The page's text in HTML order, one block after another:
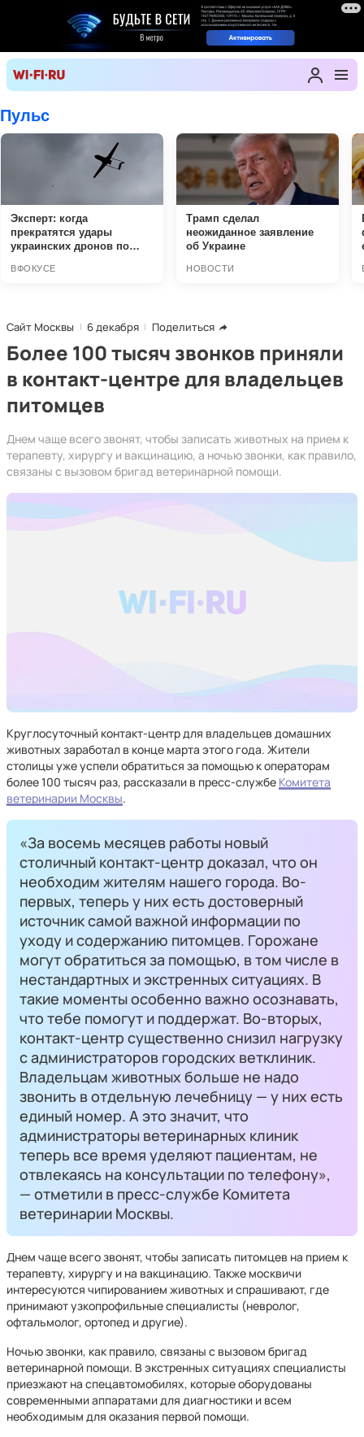
Сайт Москвы 6 декабря Поделиться
Более 100 тысяч звонков приняли
в контакт-центре для владельцев
питомцев
Днем чаще всего звонят, чтобы записать животных на прием к
терапевту, хирургу и вакцинацию, а ночью звонки, как правило,
связаны с вызовом бригад ветеринарной помощи.
Круглосуточный контакт-центр для владельцев домашних
животных заработал в конце марта этого года. Жители
столицы уже успели обратиться за помощью к операторам
более 100 тысяч раз, рассказали в пресс-службе Комитета
ветеринарии Москвы.
«За восемь месяцев работы новый
столичный контакт-центр доказал, что он
необходим жителям нашего города. Во-
первых, теперь у них есть достоверный
источник самой важной информации по
уходу и содержанию питомцев. Горожане
могут обратиться за помощью, в том числе в
нестандартных и экстренных ситуациях. В
такие моменты особенно важно осознавать,
что тебе помогут и поддержат. Во-вторых,
контакт-центр существенно снизил нагрузку
с администраторов городских ветклиник.
Владельцам животных больше не надо
звонить в отдельную лечебницу — у них есть
единый номер. А это значит, что
администраторы ветеринарных клиник
теперь все время уделяют пациентам, не
отвлекаясь на консультации по телефону»,
— отметили в пресс-службе Комитета
ветеринарии Москвы.
Днем чаще всего звонят, чтобы записать питомцев на прием к
терапевту, хирургу и на вакцинацию. Также москвичи
интересуются чипированием животных и спрашивают, где
принимают узкопрофильные специалисты (невролог,
офтальмолог, ортопед и другие).
Ночью звонки, как правило, связаны с вызовом бригад
ветеринарной помощи. В экстренных ситуациях специалисты
приезжают на спецавтомобилях, которые оборудованы
современными аппаратами для диагностики и всем
необходимым для оказания первой помощи.